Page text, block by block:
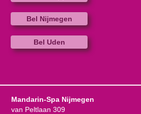
Bel Nijmegen
Bel Uden
Mandarin-Spa Nijmegen
van Peltlaan 309